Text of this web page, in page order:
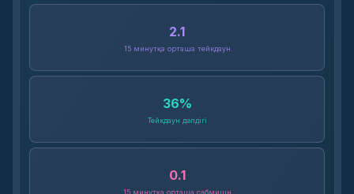
2.1
15 минутқа орташа тейкдаун
36%
Тейкдаун дәлдігі
0.1
15 минутқа орташа сабмишн